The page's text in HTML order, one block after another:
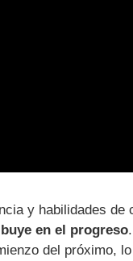
y habilidades de
en el progreso
del próximo,